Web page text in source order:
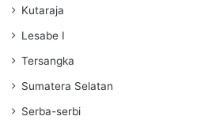
Kutaraja
Lesabe I
Tersangka
Sumatera Selatan
Serba-serbi